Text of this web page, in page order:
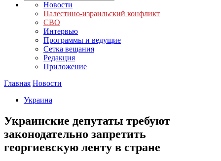
Новости
Палестино-израильский конфликт
СВО
Интервью
Программы и ведущие
Сетка вещания
Редакция
Приложение
Главная Новости
Украина
Украинские депутаты требуют
законодательно запретить
георгиевскую ленту в стране